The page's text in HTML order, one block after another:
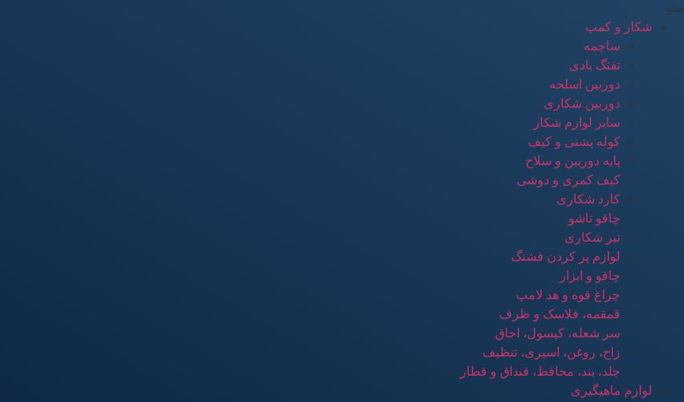
منو
شکار و کمپ
ساچمه
تفنگ بادی
دوربین اسلحه
دوربین شکاری
سایر لوازم شکار
کوله پشتی و کیف
پایه دوربین و سلاح
کیف کمری و دوشی
کارد شکاری
چاقو تاشو
تبر شکاری
لوازم پر کردن فشنگ
چاقو و ابزار
چراغ قوه و هد لامپ
قمقمه، فلاسک و ظرف
سر شعله، کپسول، اجاق
زاج، روغن، اسپری، تنظیف
جلد، بند، محافظ، قنداق و قطار
لوازم ماهیگیری